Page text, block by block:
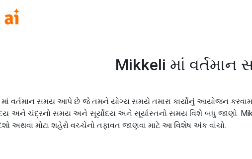
Mikkeli માં વર્તમાન
વર્તમાન સમય આપે છે જે તમને યોગ્ય સમયે તમારા કાર્યોનું આયોજન કરવામાં
અને ચંદ્રનો સમય અને સૂર્યોદય અને સૂર્યાસ્તનો સમય વિશે બધુ જાણો.
મોટા શહેરો વચ્ચેનો તફાવત જાણવા માટે આ વિશેષ અંક વાંચો.